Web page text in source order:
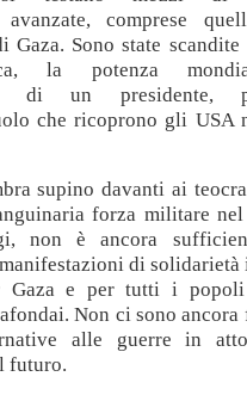
avanzate, comprese
Sono state scandite
la potenza
di un presidente,
che ricoprono gli USA
supino davanti ai
forza militare
non è ancora
di solidarietà
Gaza e per tutti i popoli
Non ci sono
alle guerre in
futuro.